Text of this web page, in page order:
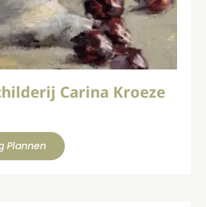
Carina Kroeze
Plannen